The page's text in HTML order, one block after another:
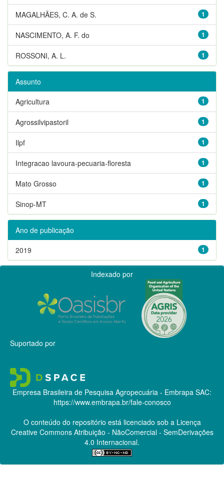
1
MAGALHÃES, C. A. de S.
1
NASCIMENTO, A. F. do
1
ROSSONI, A. L.
Assunto
1
Agricultura
1
Agrossilvipastoril
1
Ilpf
1
Integracao lavoura-pecuaria-floresta
1
Mato Grosso
1
Sinop-MT
Ano de publicação
1
2019
Indexado por
Suportado por
Empresa Brasileira de Pesquisa Agropecuária - Embrapa SAC:
https://www.embrapa.br/fale-conosco
O conteúdo do repositório está licenciado sob a Licença
Creative CommonsAtribuição - NãoComercial - SemDerivações
4.0 Internacional.